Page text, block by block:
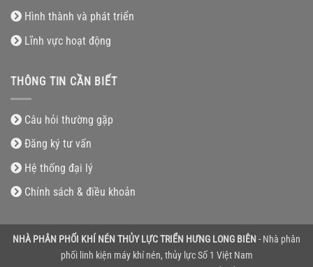
Hình thành và phát triển
Lĩnh vực hoạt động
THÔNG TIN CẦN BIẾT
Câu hỏi thường gặp
Đăng ký tư vấn
Hệ thống đại lý
Chính sách & điều khoản
NHÀ PHÂN PHỐI KHÍ NÉN THỦY LỰC TRIỂN HƯNG LONG BIÊN - Nhà phân
phối linh kiện máy khí nén, thủy lực Số 1 Việt Nam